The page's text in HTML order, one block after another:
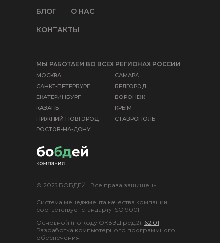
КРЫМ
СТАВРОПОЛЬ
БЕЛГОРОД
ВОРОНЕЖ
САМАРА
РОСТОВ-НА-ДОНУ
НИЖНИЙ НОВГОРОД
КАЗАНЬ
ЕКАТЕРИНБУРГ
САНКТ-ПЕТЕРБУРГ
МОСКВА
КОНТАКТЫ
О НАС
БЛОГ
© 2025 БОБДЕЙ | Все права защищены
Основной (по коду ОКВЭД ред.2): 62.01 -
Разработка компьютерного программного
обеспечения
Система менеджмента качества компании
соответствует стандарту ISO 9001
МЫ РАБОТАЕМ ВО ВСЕХ РЕГИОНАХ РОССИИ